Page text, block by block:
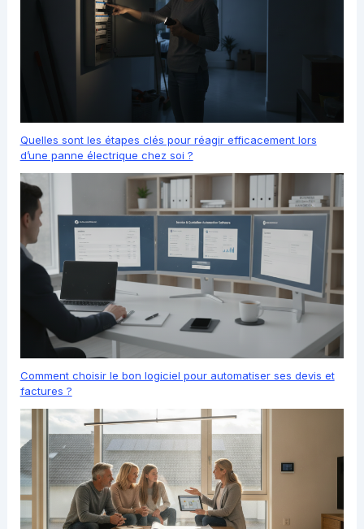
Quelles sont les étapes clés pour réagir efficacement lors
d’une panne électrique chez soi ?
Comment choisir le bon logiciel pour automatiser ses devis et
factures ?